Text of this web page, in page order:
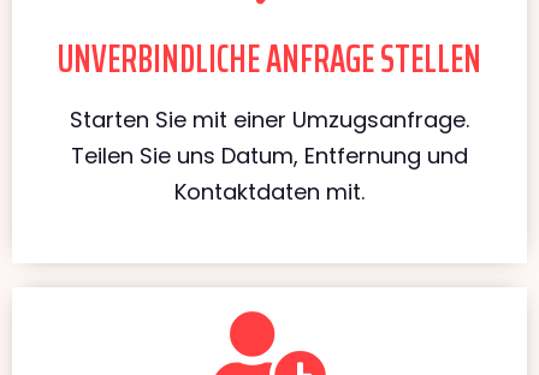
UNVERBINDLICHE ANFRAGE STELLEN
Starten Sie mit einer Umzugsanfrage.
Teilen Sie uns Datum, Entfernung und
Kontaktdaten mit.